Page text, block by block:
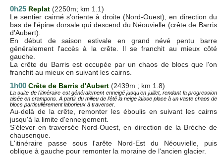
0h25 Replat (2250m; km 1.1)
Le sentier cairné s'oriente à droite (Nord-Ouest), en direction du
bas de l'épine dorsale qui descend du Néouvielle (crête de Barris
d'Aubert).
En début de saison estivale en grand névé pentu barre
généralement l'accès à la crête. Il se franchit au mieux côté
gauche.
La crête du Barris est occupée par un chaos de blocs que l'on
franchit au mieux en suivant les cairns.
1h00 Crête de Barris d'Aubert (2439m ; km 1.8)
La suite de l'itinéraire est généralement enneigé jusqu'en juillet, rendant la progression
aisée en crampons. A partir du milieu de l'été la neige laisse place à un vaste chaos de
blocs particulièrement laborieux à traverser.
Au-delà de la crête, remonter les éboulis en suivant les cairns
jusqu'à la limite d'enneigement.
S'élever en traversée Nord-Ouest, en direction de la Brèche de
chausenque.
L'itinéraire passe sous l'arête Nord-Est du Néouvielle, puis
oblique à gauche pour remonter la moraine de l'ancien glacier.